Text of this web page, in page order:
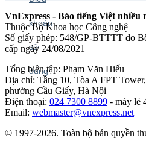
VnExpress - Báo tiếng Việt nhiều
Thuộc Bộ Khoa học Công nghệ
Số giấy phép: 548/GP-BTTTT do
cấp ngày 24/08/2021
Tổng biên tập: Phạm Văn Hiếu
Địa chỉ: Tầng 10, Tòa A FPT
phường Cầu Giấy, Hà Nội
Điện thoại: 024 7300 8899 - máy lẻ
Email: webmaster@vnexpress.net
© 1997-2026. Toàn bộ bản quyền